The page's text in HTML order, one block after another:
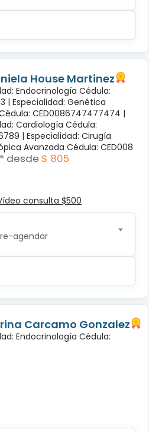
House Martinez
Endocrinología Cédula:
| Especialidad: Genética
CED0086747477474 |
Cardiología Cédula:
| Especialidad: Cirugía
Avanzada Cédula: CED008
desde $ 805
consulta $500
agendar
Carcamo Gonzalez
Endocrinología Cédula: